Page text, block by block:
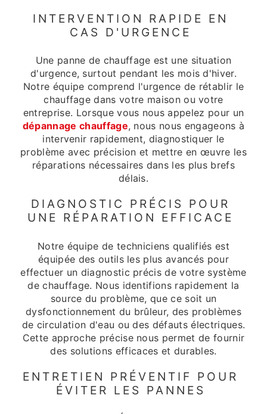
INTERVENTION RAPIDE EN
CAS D'URGENCE
Une panne de chauffage est une situation
d'urgence, surtout pendant les mois d'hiver.
Notre équipe comprend l'urgence de rétablir le
chauffage dans votre maison ou votre
entreprise. Lorsque vous nous appelez pour un
dépannage chauffage, nous nous engageons à
intervenir rapidement, diagnostiquer le
problème avec précision et mettre en œuvre les
réparations nécessaires dans les plus brefs
délais.
DIAGNOSTIC PRÉCIS POUR
UNE RÉPARATION EFFICACE
Notre équipe de techniciens qualifiés est
équipée des outils les plus avancés pour
effectuer un diagnostic précis de votre système
de chauffage. Nous identifions rapidement la
source du problème, que ce soit un
dysfonctionnement du brûleur, des problèmes
de circulation d'eau ou des défauts électriques.
Cette approche précise nous permet de fournir
des solutions efficaces et durables.
ENTRETIEN PRÉVENTIF POUR
ÉVITER LES PANNES